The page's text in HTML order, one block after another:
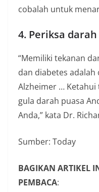
cobalah untuk
4. Periksa
“Memiliki tekanan
dan diabetes
Alzheimer … Ketahui
gula darah puasa
Anda,” kata Dr.
Sumber: Today
BAGIKAN ARTIKEL
PEMBACA: